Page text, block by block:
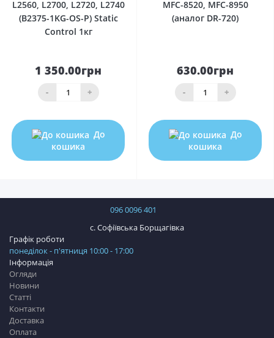
L2560, L2700, L2720, L2740
(B2375-1KG-OS-P) Static
Control 1кг
1 350.00грн
- +
До
кошика
MFC-8520, MFC-8950
(аналог DR-720)
630.00грн
- +
До
кошика
096 0096 401
с. Софіївська Борщагівка
Інформація
Огляди
Новини
Статті
Контакти
Доставка
Оплата
Графік роботи
понеділок - п'ятниця 10:00 - 17:00